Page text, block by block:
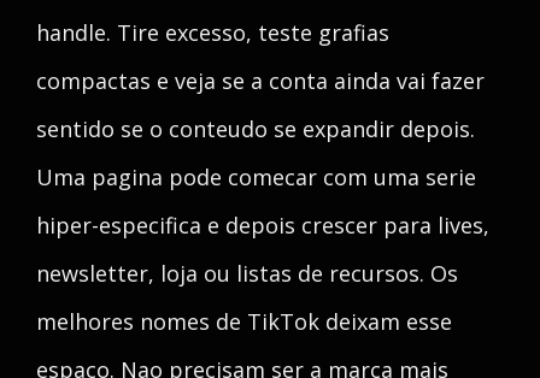
handle. Tire excesso, teste grafias
compactas e veja se a conta ainda vai fazer
sentido se o conteudo se expandir depois.
Uma pagina pode comecar com uma serie
hiper-especifica e depois crescer para lives,
newsletter, loja ou listas de recursos. Os
melhores nomes de TikTok deixam esse
espaco. Nao precisam ser a marca mais